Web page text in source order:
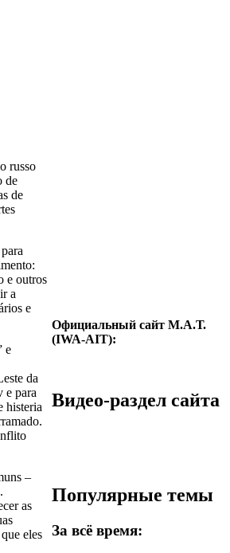
russo
de
de
e outros
a
e
e
da
e para
histeria
–
as
eles
Официальный сайт М.А.Т.
(IWA-AIT):
Видео-раздел сайта
Популярные темы
За всё время: